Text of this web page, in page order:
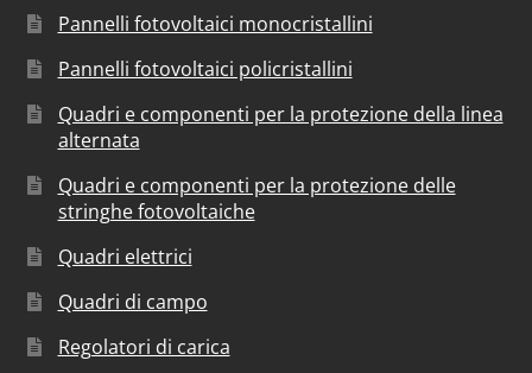
Pannelli fotovoltaici monocristallini
Pannelli fotovoltaici policristallini
Quadri e componenti per la protezione della linea
alternata
Quadri e componenti per la protezione delle
stringhe fotovoltaiche
Quadri elettrici
Quadri di campo
Regolatori di carica